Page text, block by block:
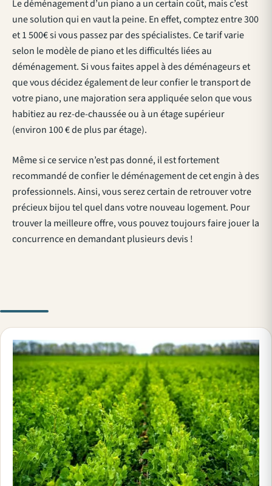
Le déménagement d’un piano a un certain coût, mais c’est
une solution qui en vaut la peine. En effet, comptez entre 300
et 1 500€ si vous passez par des spécialistes. Ce tarif varie
selon le modèle de piano et les difficultés liées au
déménagement. Si vous faites appel à des déménageurs et
que vous décidez également de leur confier le transport de
votre piano, une majoration sera appliquée selon que vous
habitiez au rez-de-chaussée ou à un étage supérieur
(environ 100 € de plus par étage).
Même si ce service n’est pas donné, il est fortement
recommandé de confier le déménagement de cet engin à des
professionnels. Ainsi, vous serez certain de retrouver votre
précieux bijou tel quel dans votre nouveau logement. Pour
trouver la meilleure offre, vous pouvez toujours faire jouer la
concurrence en demandant plusieurs devis !